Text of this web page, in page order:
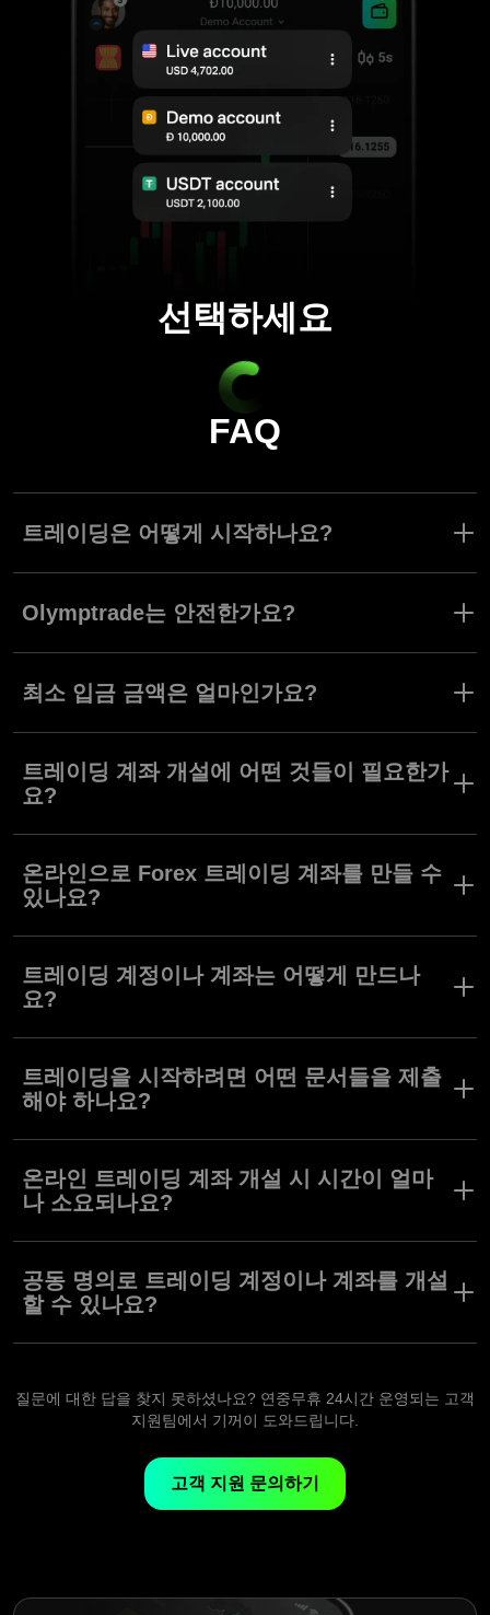
선택하세요
FAQ
트레이딩은 어떻게 시작하나요?
트레이딩 상품을 선택하세요. 트레이딩 거래량 및 기타 세부정보를
설정한 다음 거래를 확인합니다.
Olymptrade는 안전한가요?
최대한 안전하게 트레이딩할 때 필요한 위험도 완화 도구를 제공합
니다.
최소 입금 금액은 얼마인가요?
트레이딩 계좌 개설에 어떤 것들이 필요한가
요?
래를 시작할 수 있습니다.
온라인으로 Forex 트레이딩 계좌를 만들 수
있나요?
정 개설을 위한 물리적인 방법은 지원되지 않습니다.
트레이딩 계정이나 계좌는 어떻게 만드나
요?
와 약간의 개인 정보만이 필요합니다.
트레이딩을 시작하려면 어떤 문서들을 제출
해야 하나요?
명세서를 제출하셔야 합니다. 인증이 완료되면, 트레이딩 계좌를 개
설하고 즉시 거래를 시작할 수 있습니다.
온라인 트레이딩 계좌 개설 시 시간이 얼마
나 소요되나요?
이 소요됩니다.
공동 명의로 트레이딩 계정이나 계좌를 개설
할 수 있나요?
질문에 대한 답을 찾지 못하셨나요? 연중무휴 24시간 운영되는 고객
지원팀에서 기꺼이 도와드립니다.
고객 지원 문의하기